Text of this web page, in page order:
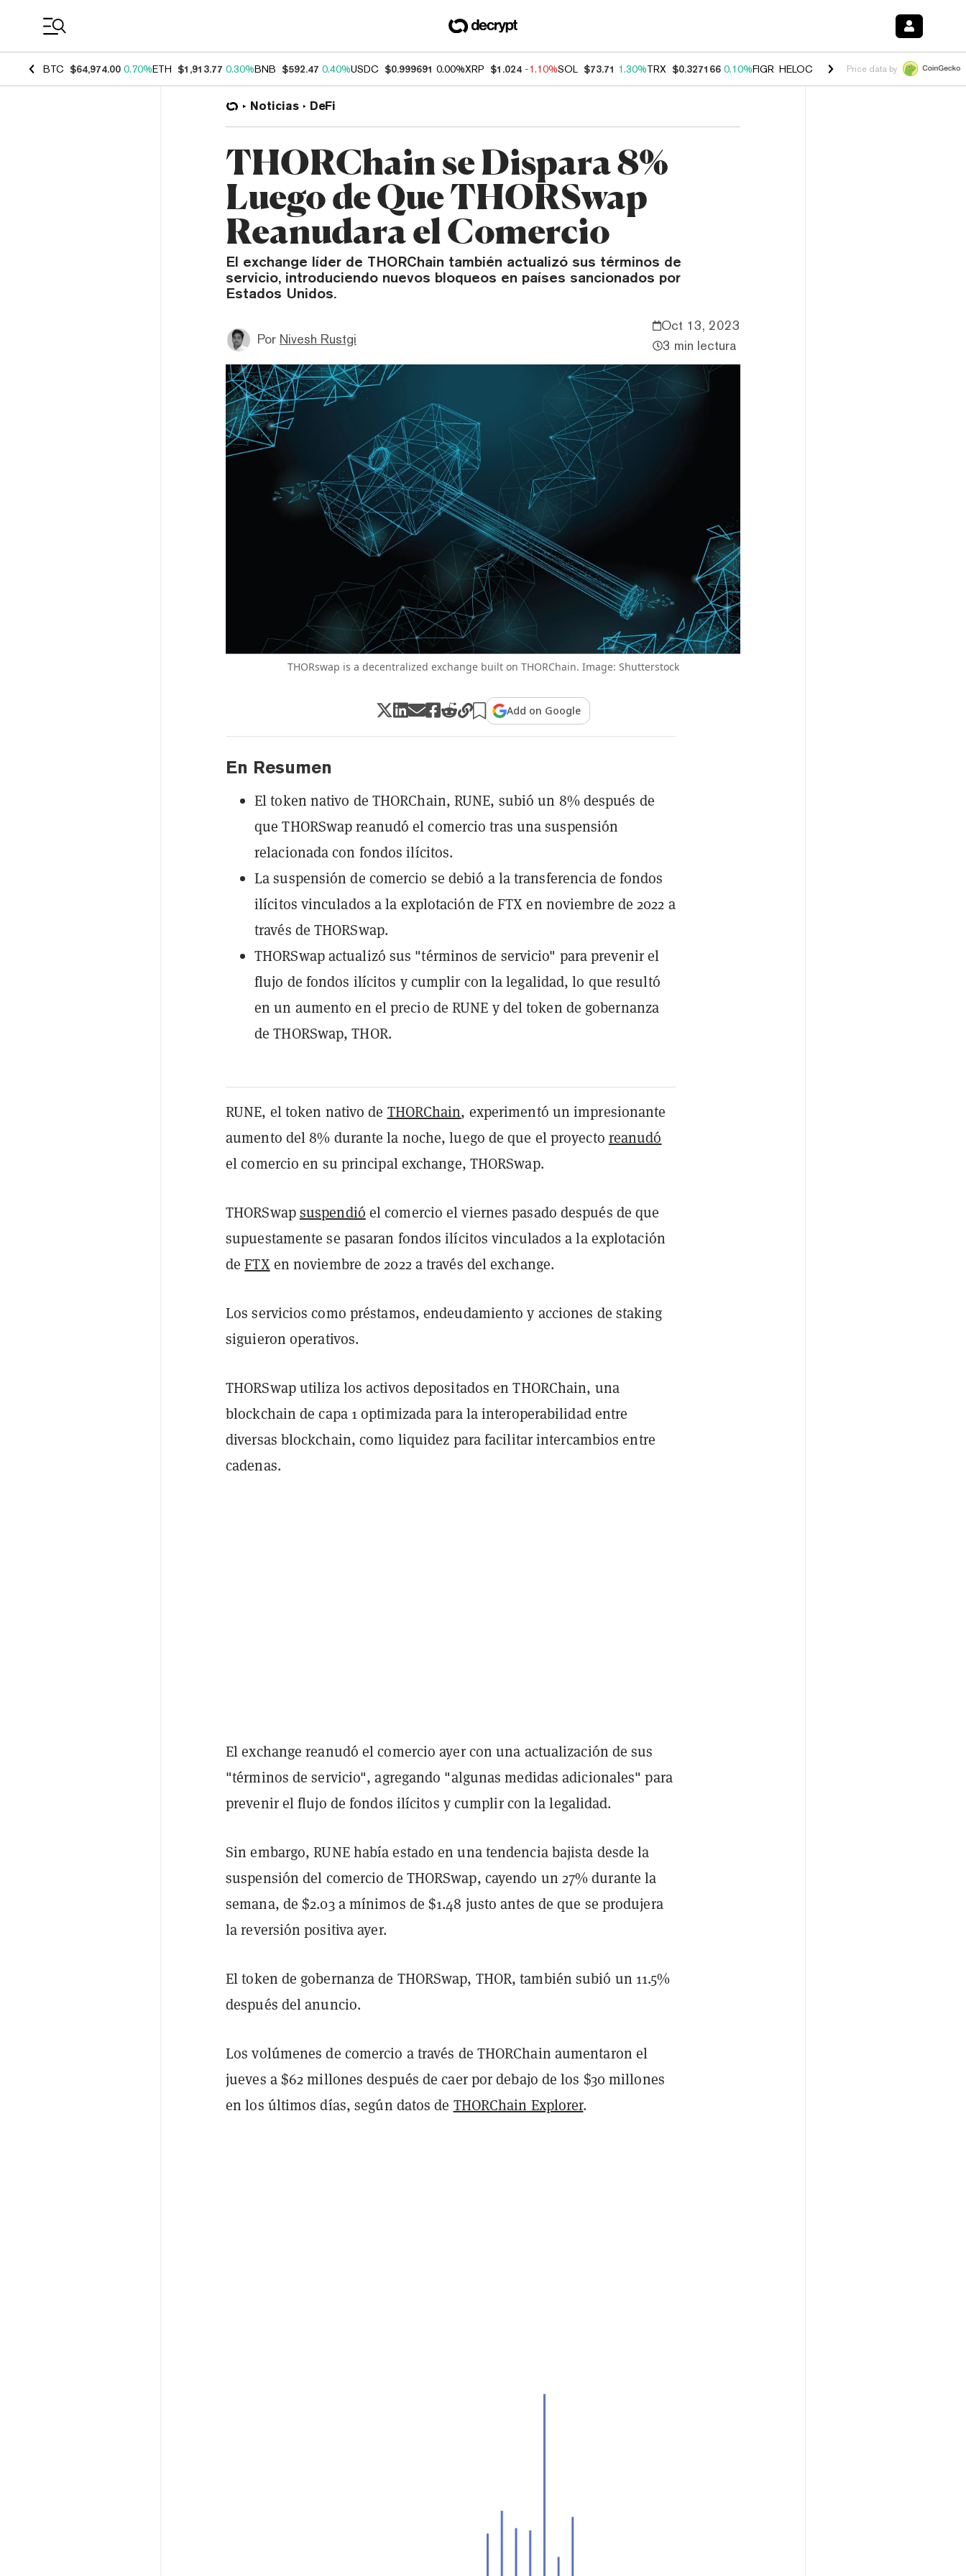
BTC $64,974.00 0.70%ETH $1,913.77 0.30%BNB $592.47 0.40%USDC $0.999691 0.00%XRP $1.024 -1.10%SOL $73.71 1.30%TRX $0.327166 0.10%FIGR_HELOC $1.029 0.80%HYPE $54.25 -
Price data by
Noticias DeFi
THORChain se Dispara 8%
Luego de Que THORSwap
Reanudara el Comercio
El exchange líder de THORChain también actualizó sus términos de
servicio, introduciendo nuevos bloqueos en países sancionados por
Estados Unidos.
Por Nivesh Rustgi
Oct 13, 2023
3 min lectura
THORswap is a decentralized exchange built on THORChain. Image: Shutterstock
Add on Google
En Resumen
El token nativo de THORChain, RUNE, subió un 8% después de
que THORSwap reanudó el comercio tras una suspensión
relacionada con fondos ilícitos.
La suspensión de comercio se debió a la transferencia de fondos
ilícitos vinculados a la explotación de FTX en noviembre de 2022 a
través de THORSwap.
THORSwap actualizó sus "términos de servicio" para prevenir el
flujo de fondos ilícitos y cumplir con la legalidad, lo que resultó
en un aumento en el precio de RUNE y del token de gobernanza
de THORSwap, THOR.
RUNE, el token nativo de THORChain, experimentó un impresionante
aumento del 8% durante la noche, luego de que el proyecto reanudó
el comercio en su principal exchange, THORSwap.
THORSwapsuspendió el comercio el viernes pasado después de que
supuestamente se pasaran fondos ilícitos vinculados a la explotación
deFTXen noviembre de 2022 a través del exchange.
Los servicios como préstamos, endeudamiento y acciones de staking
siguieron operativos.
THORSwap utiliza los activos depositados en THORChain, una
blockchain de capa 1 optimizada para la interoperabilidad entre
diversas blockchain, como liquidez para facilitar intercambios entre
cadenas.
El exchange reanudó el comercio ayer con una actualización de sus
"términos de servicio", agregando "algunas medidas adicionales" para
prevenir el flujo de fondos ilícitos y cumplir con la legalidad.
Sin embargo, RUNE había estado en una tendencia bajista desde la
suspensión del comercio de THORSwap, cayendo un 27% durante la
semana, de $2.03 a mínimos de $1.48 justo antes de que se produjera
la reversión positiva ayer.
El token de gobernanza de THORSwap, THOR, también subió un 11.5%
después del anuncio.
Los volúmenes de comercio a través de THORChain aumentaron el
jueves a $62 millones después de caer por debajo de los $30 millones
en los últimos días, según datos de THORChain Explorer.